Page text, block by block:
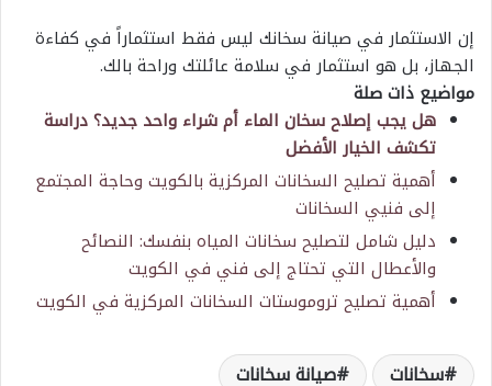
إن الاستثمار في صيانة سخانك ليس فقط استثماراً في كفاءة
الجهاز، بل هو استثمار في سلامة عائلتك وراحة بالك.
مواضيع ذات صلة
هل يجب إصلاح سخان الماء أم شراء واحد جديد؟ دراسة
تكشف الخيار الأفضل
أهمية تصليح السخانات المركزية بالكويت وحاجة المجتمع
إلى فنيي السخانات
دليل شامل لتصليح سخانات المياه بنفسك: النصائح
والأعطال التي تحتاج إلى فني في الكويت
أهمية تصليح تروموستات السخانات المركزية في الكويت
سخانات صيانة سخانات